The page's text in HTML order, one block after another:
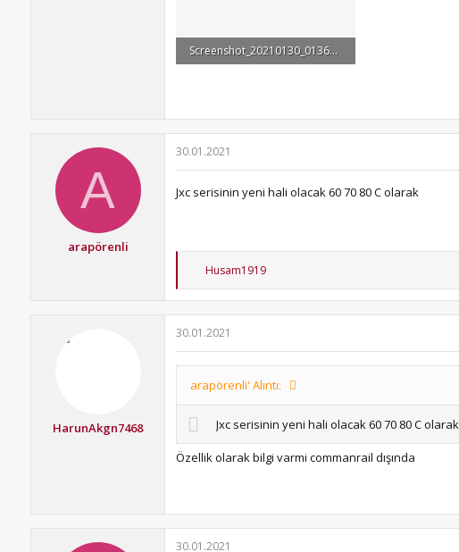
Screenshot_20210130_013624.jpg
A
arapörenli
30.01.2021
Jxc serisinin yeni hali olacak 60 70 80 C olarak
T
p
l
e
r
:
Husam1919
HarunAkgn7468
30.01.2021
arapörenli' Alıntı:
Jxc serisinin yeni hali olacak 60 70 80 C olarak
Özellik olarak bilgi varmi commanrail dışında
30.01.2021